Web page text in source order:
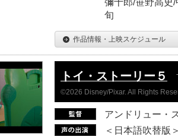
旬
作品情報・上映スケジュール
トイ・ストーリー５
©2026 Disney/Pixar. All Rights
アンドリュー・
＜日本語吹替版